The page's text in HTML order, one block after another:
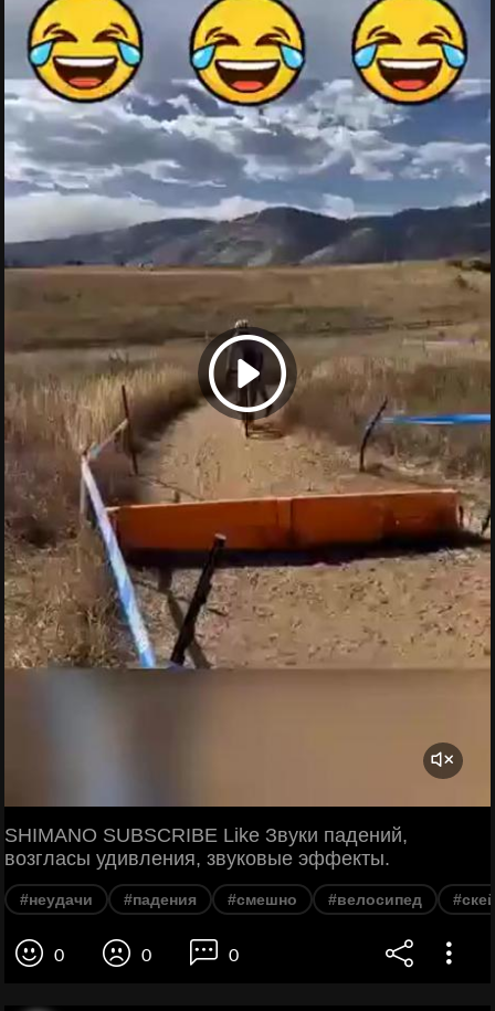
SHIMANO SUBSCRIBE Like Звуки падений,
возгласы удивления, звуковые эффекты.
#неудачи #падения #смешно #велосипед
0 0 0